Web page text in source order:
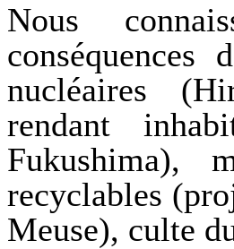
Nous
nucléaires
rendant
Fukushima),
recyclables
Meuse), culte